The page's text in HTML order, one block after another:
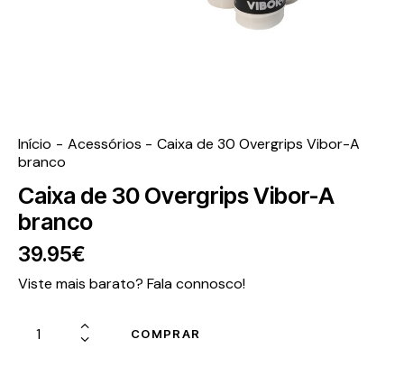
Início Acessórios
Caixa de 30 Overgrips Vibor-A
branco
Caixa de 30 Overgrips Vibor-A
branco
39.95€
Viste mais barato? Fala connosco!
COMPRAR